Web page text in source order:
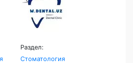
Раздел:
Стоматология